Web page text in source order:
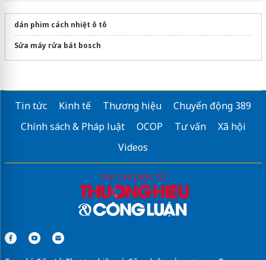
dán phim cách nhiệt ô tô
Sửa máy rửa bát bosch
Tin tức Kinh tế Thương hiệu
Chuyển động 389
Chính sách & Pháp luật
OCOP Tư vấn
Xã hội
Videos